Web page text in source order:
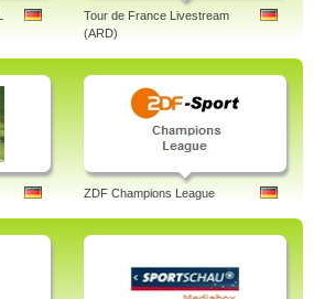
Tour de France Livestream
(ARD)
ZDF Champions League